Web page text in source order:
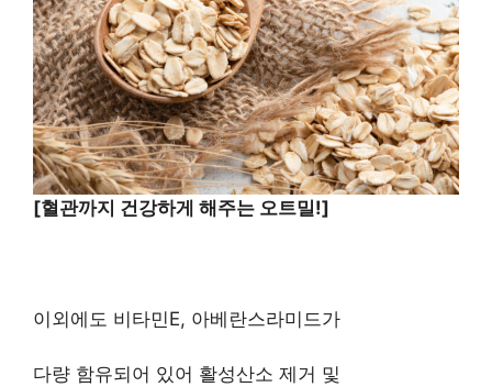
[혈관까지 건강하게 해주는 오트밀!]
이외에도 비타민E, 아베란스라미드가
다량 함유되어 있어 활성산소 제거 및